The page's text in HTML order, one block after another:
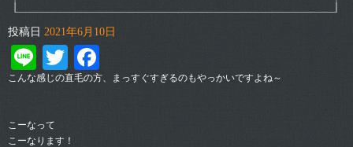
投稿日 2021年6月10日
LineTwitter
こんな感じの直毛の方、まっすぐすぎるのもやっかいですよね～
こーなって
こーなります！